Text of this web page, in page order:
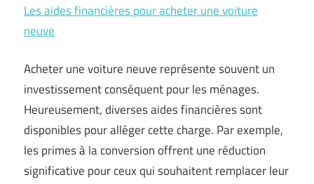
Les aides financières pour acheter une voiture
neuve
Acheter une voiture neuve représente souvent un
investissement conséquent pour les ménages.
Heureusement, diverses aides financières sont
disponibles pour alléger cette charge. Par exemple,
les primes à la conversion offrent une réduction
significative pour ceux qui souhaitent remplacer leur